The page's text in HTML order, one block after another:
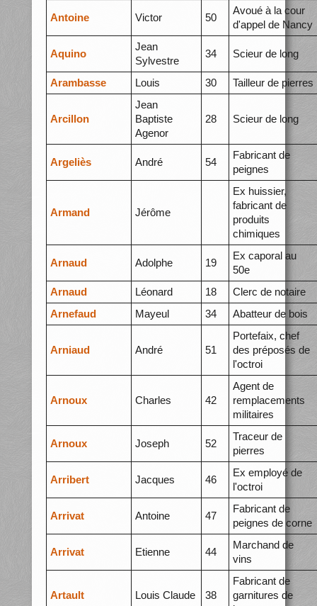
Antoine Victor 50
Avoué à la cour
d'appel de Nancy
Aquino
Jean
Sylvestre
34 Scieur de long
Arambasse Louis 30 Tailleur de pierres
Arcillon
Jean
Baptiste
Agenor
28 Scieur de long
Argeliès André 54
Fabricant de
peignes
Armand Jérôme
Ex huissier,
fabricant de
produits
chimiques
Arnaud Adolphe 19
Ex caporal au
50e
Arnaud
Léonard 18
Clerc de notaire
Arnefaud
Mayeul 34 Abatteur de bois
Arniaud André 51
Portefaix, chef
des préposés de
l'octroi
Arnoux Charles 42
Agent de
remplacements
militaires
Arnoux Joseph 52
Traceur de
pierres
Arribert Jacques 46
Ex employé de
l'octroi
Arrivat Antoine 47
Fabricant de
peignes de corne
Arrivat Etienne 44
Marchand de
vins
Artault Louis Claude 38
Fabricant de
garnitures de